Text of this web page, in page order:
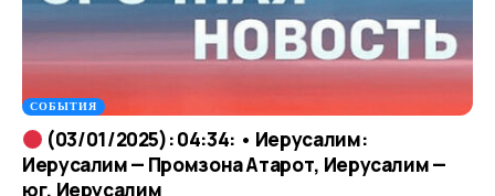
СОБЫТИЯ
(03/01/2025): 04:34: • Иерусалим:
Иерусалим — Промзона Атарот, Иерусалим —
юг, Иерусалим